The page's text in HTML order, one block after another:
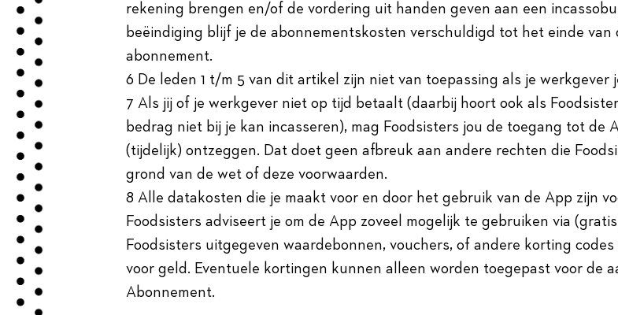
rekening brengen en/of de vordering uit handen geven aan een
beëindiging blijf je de abonnementskosten verschuldigd tot het einde van
abonnement.
6 De leden 1 t/m 5 van dit artikel zijn niet van toepassing als je werkgever
7 Als jij of je werkgever niet op tijd betaalt (daarbij hoort ook als
bedrag niet bij je kan incasseren), mag Foodsisters jou de toegang tot de
(tijdelijk) ontzeggen. Dat doet geen afbreuk aan andere rechten die
grond van de wet of deze voorwaarden.
8 Alle datakosten die je maakt voor en door het gebruik van de App zijn
Foodsisters adviseert je om de App zoveel mogelijk te gebruiken via
Foodsisters uitgegeven waardebonnen, vouchers, of andere korting
voor geld. Eventuele kortingen kunnen alleen worden toegepast voor de
Abonnement.